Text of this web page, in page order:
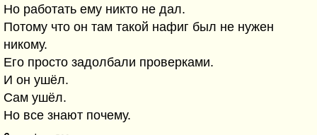
Но работать ему никто не дал.
Потому что он там такой нафиг был не нужен
никому.
Его просто задолбали проверками.
И он ушёл.
Сам ушёл.
Но все знают почему.